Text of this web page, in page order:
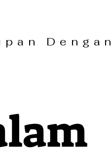
Dengan